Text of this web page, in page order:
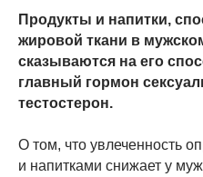
Продукты и напитки,
жировой ткани в
сказываются на его
главный гормон
тестостерон.
О том, что увлеченность
и напитками снижает у